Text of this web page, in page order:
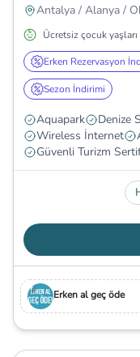
Antalya / Alanya /
Ücretsiz çocuk
Erken Rezervasyon
Sezon İndirimi
Aquapark Denize
Wireless İnternet
Güvenli Turizm
Erken al geç öde